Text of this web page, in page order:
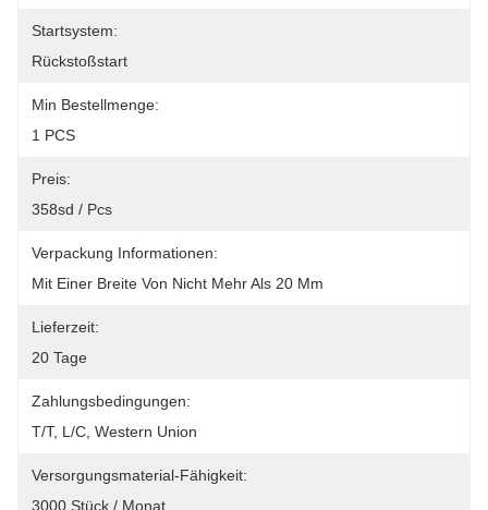
Startsystem:
Rückstoßstart
Min Bestellmenge:
1 PCS
Preis:
358sd / Pcs
Verpackung Informationen:
Mit Einer Breite Von Nicht Mehr Als 20 Mm
Lieferzeit:
20 Tage
Zahlungsbedingungen:
T/T, L/C, Western Union
Versorgungsmaterial-Fähigkeit:
3000 Stück / Monat